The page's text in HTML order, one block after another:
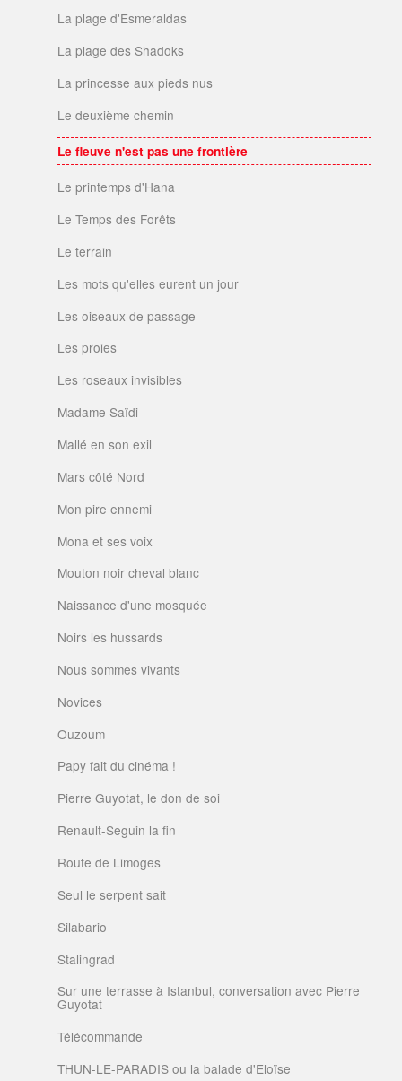
La plage d'Esmeraldas
La plage des Shadoks
La princesse aux pieds nus
Le deuxième chemin
Le fleuve n'est pas une frontière
Le printemps d'Hana
Le Temps des Forêts
Le terrain
Les mots qu'elles eurent un jour
Les oiseaux de passage
Les proies
Les roseaux invisibles
Madame Saïdi
Mallé en son exil
Mars côté Nord
Mon pire ennemi
Mona et ses voix
Mouton noir cheval blanc
Naissance d'une mosquée
Noirs les hussards
Nous sommes vivants
Novices
Ouzoum
Papy fait du cinéma !
Pierre Guyotat, le don de soi
Renault-Seguin la fin
Route de Limoges
Seul le serpent sait
Silabario
Stalingrad
Sur une terrasse à Istanbul, conversation avec Pierre
Guyotat
Télécommande
THUN-LE-PARADIS ou la balade d'Eloïse